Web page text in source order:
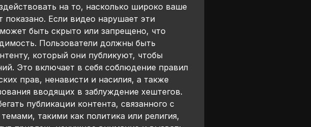
на то, насколько широко ваше
показано. Если видео нарушает эти
быть скрыто или запрещено, что
Пользователи должны быть
который они публикуют, чтобы
Это включает в себя соблюдение правил
прав, ненависти и насилия, а также
вводящих в заблуждение хештегов.
публикации контента, связанного с
такими как политика или религия,